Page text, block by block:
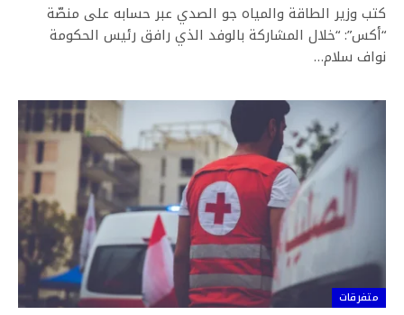
كتب وزير الطاقة والمياه جو الصدي عبر حسابه على منصّة
“أكس”: “خلال المشاركة بالوفد الذي رافق رئيس الحكومة
نواف سلام…
متفرقات